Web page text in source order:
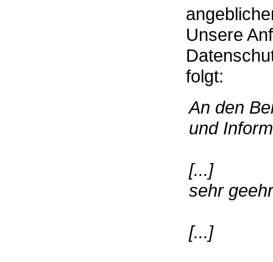
Unsere
folgt:
An den
und
[...]
sehr
[...]